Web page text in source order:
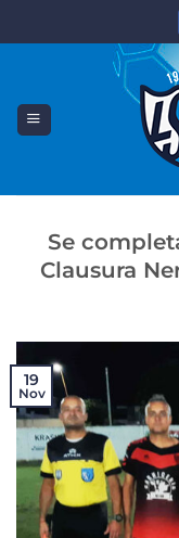
Se
Clausura
19
Nov